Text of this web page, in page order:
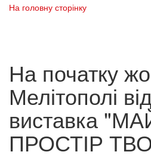
На головну сторінку
На початку
Мелітополі
виставка
ПРОСТІР